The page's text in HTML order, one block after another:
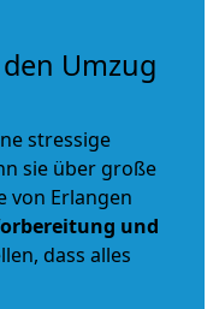
Umzug
stressige
sie über große
von Erlangen
und
dass alles